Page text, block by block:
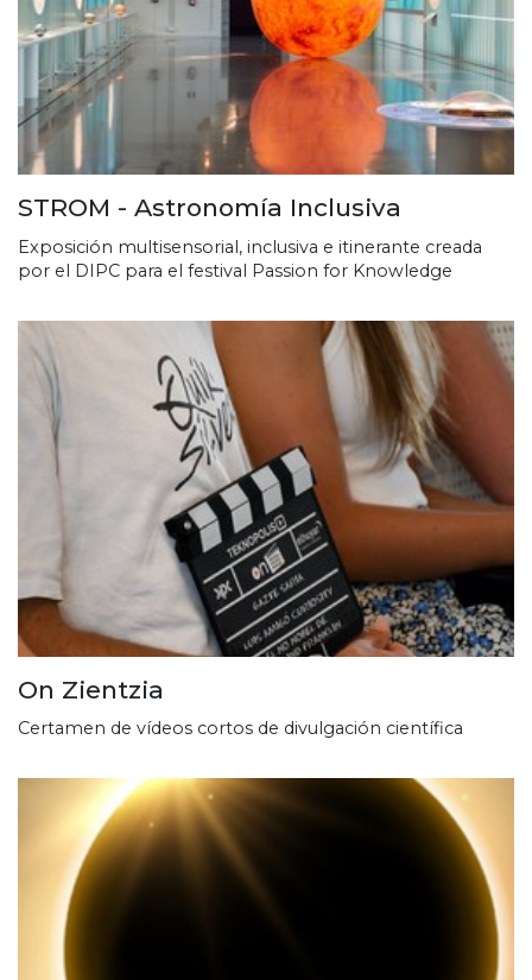
STROM - Astronomía Inclusiva
Exposición multisensorial, inclusiva e itinerante creada
por el DIPC para el festival Passion for Knowledge
On Zientzia
Certamen de vídeos cortos de divulgación científica